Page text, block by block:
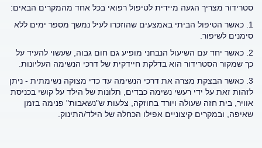
סטרידור מצריך הגעה מיידית לטיפול רפואי בכל אחד מהמקרים הבאים:
1. כאשר הטיפול הביתי באמצעים שהוזכרו לעיל נמשך מספר ימים ללא
סימנים לשיפור.
2. כאשר יחד עם השיעול הנבחני מופיע גם חום גבוה, שעשוי להעיד על
כך שמקור הסטרידור הוא בדלקת חיידקית של דרכי הנשימה העליונות.
3. כאשר הבצקת מצרה את דרכי הנשימה עד כדי מצוקה נשימתית - ניתן
לזהות זאת על ידי רעשי נשימה כבדים, תלונות של הילד על קושי בכניסת
אוויר, בית חזה שעולה ויורד בחוזקה, צלעות ש"נשאבות" פנימה בזמן
שאיפה, ובמקרים קיצוניים אפילו הכחלה של הילד/התינוק.